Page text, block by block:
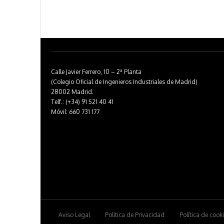
Calle Javier Ferrero, 10 – 2ª Planta
(Colegio Oficial de Ingenieros Industriales de Madrid)
28002 Madrid.
Telf.: (+34) 91 521 40 41
Móvil: 660 731 177
Aviso Legal Política de Privacidad Política de